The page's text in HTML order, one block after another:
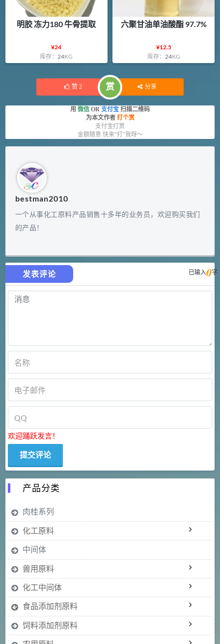
明胶 冻力180 牛骨提取
¥24
库存：24KG
六聚甘油单油酸酯 97.7%
¥12.5
库存： 24KG
赞 2 赏 分享
用 微信 OR 支付宝 扫描二维码
为本文作者 打个赏
支付宝打赏
金额随意 快来“打”我呀～
bestman2010
一个从事化工原料产品销售十多年的业务员，欢迎购买我们
的产品！
发表评论 已输入0字
欢迎踊跃发言！
产品分类
肉桂系列
化工原料
中间体
兽用原料
化工中间体
食品添加剂原料
饲料添加剂原料